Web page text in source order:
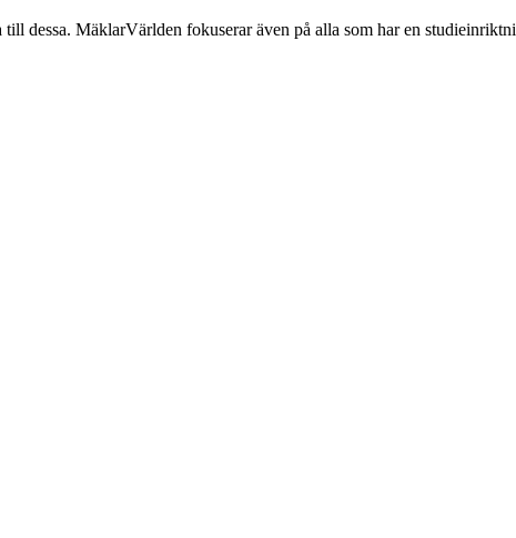
dessa. MäklarVärlden fokuserar även på alla som har en